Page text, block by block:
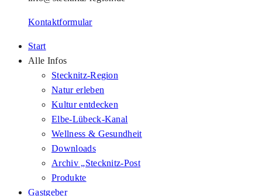
Kontaktformular
Start
Alle Infos
Stecknitz-Region
Natur erleben
Kultur entdecken
Elbe-Lübeck-Kanal
Wellness & Gesundheit
Downloads
Archiv „Stecknitz-Post
Produkte
Gastgeber